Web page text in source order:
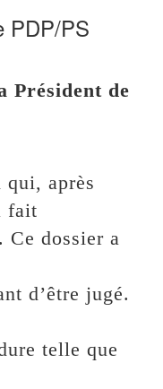
PDP/PS
Président de
qui, après
fait
Ce dossier a
d’être jugé.
telle que